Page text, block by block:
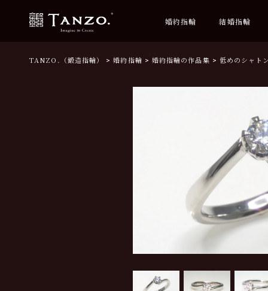
婚約指輪 結婚指輪
TANZO.（鍛造指輪） 婚約指輪 婚約指輪の作品集 低めのシャト